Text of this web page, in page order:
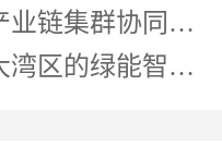
郴州高新区四大产业链集群协同发...
永州：打造面向大湾区的绿能智算先...